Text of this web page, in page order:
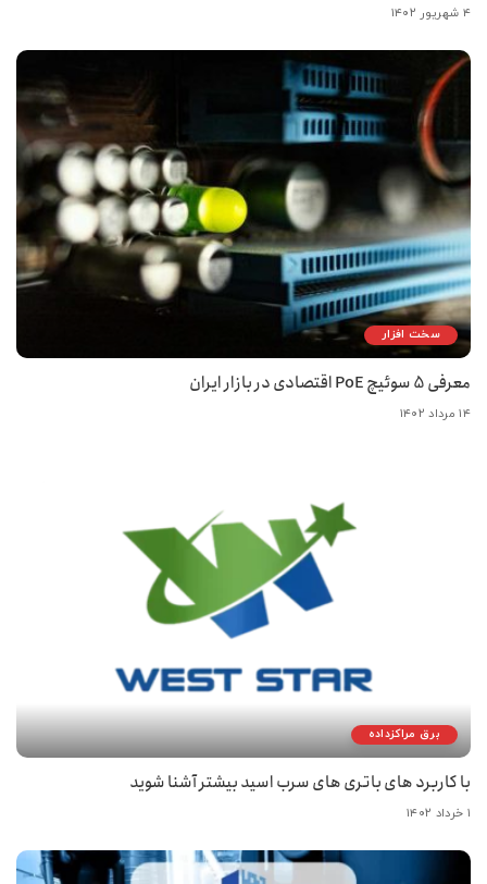
۴ شهریور ۱۴۰۲
سخت افزار
معرفی 5 سوئیچ PoE اقتصادی در بازار ایران
۱۴ مرداد ۱۴۰۲
برق مراکزداده
با کاربرد های باتری های سرب اسید بیشتر آشنا شوید
۱ خرداد ۱۴۰۲